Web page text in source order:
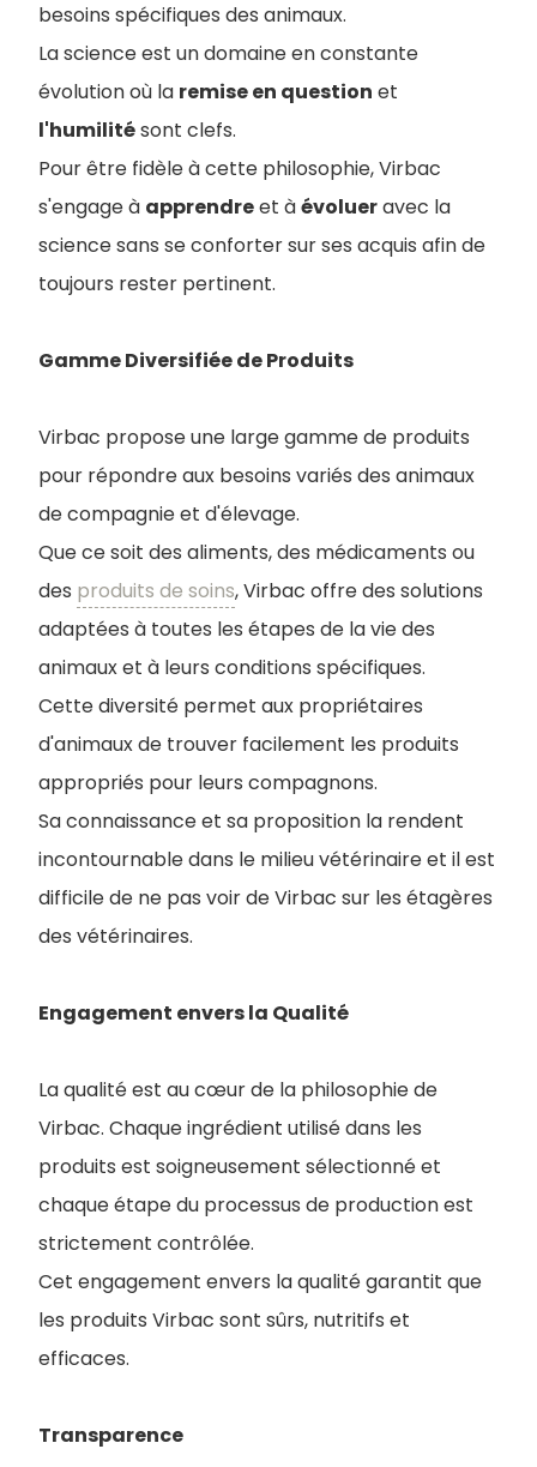
besoins spécifiques des animaux.
La science est un domaine en constante
évolution où la remise en question et
l'humilitésont clefs.
Pour être fidèle à cette philosophie, Virbac
s'engage à apprendreet àévolueravec la
science sans se conforter sur ses acquis afin de
toujours rester pertinent.
Gamme Diversifiée de Produits
Virbac propose une large gamme de produits
pour répondre aux besoins variés des animaux
de compagnie et d'élevage.
Que ce soit des aliments, des médicaments ou
des produits de soins, Virbac offre des solutions
adaptées à toutes les étapes de la vie des
animaux et à leurs conditions spécifiques.
Cette diversité permet aux propriétaires
d'animaux de trouver facilement les produits
appropriés pour leurs compagnons.
Sa connaissance et sa proposition la rendent
incontournable dans le milieu vétérinaire et il est
difficile de ne pas voir de Virbac sur les étagères
des vétérinaires.
Engagement envers la Qualité
La qualité est au cœur de la philosophie de
Virbac. Chaque ingrédient utilisé dans les
produits est soigneusement sélectionné et
chaque étape du processus de production est
strictement contrôlée.
Cet engagement envers la qualité garantit que
les produits Virbac sont sûrs, nutritifs et
efficaces.
Transparence